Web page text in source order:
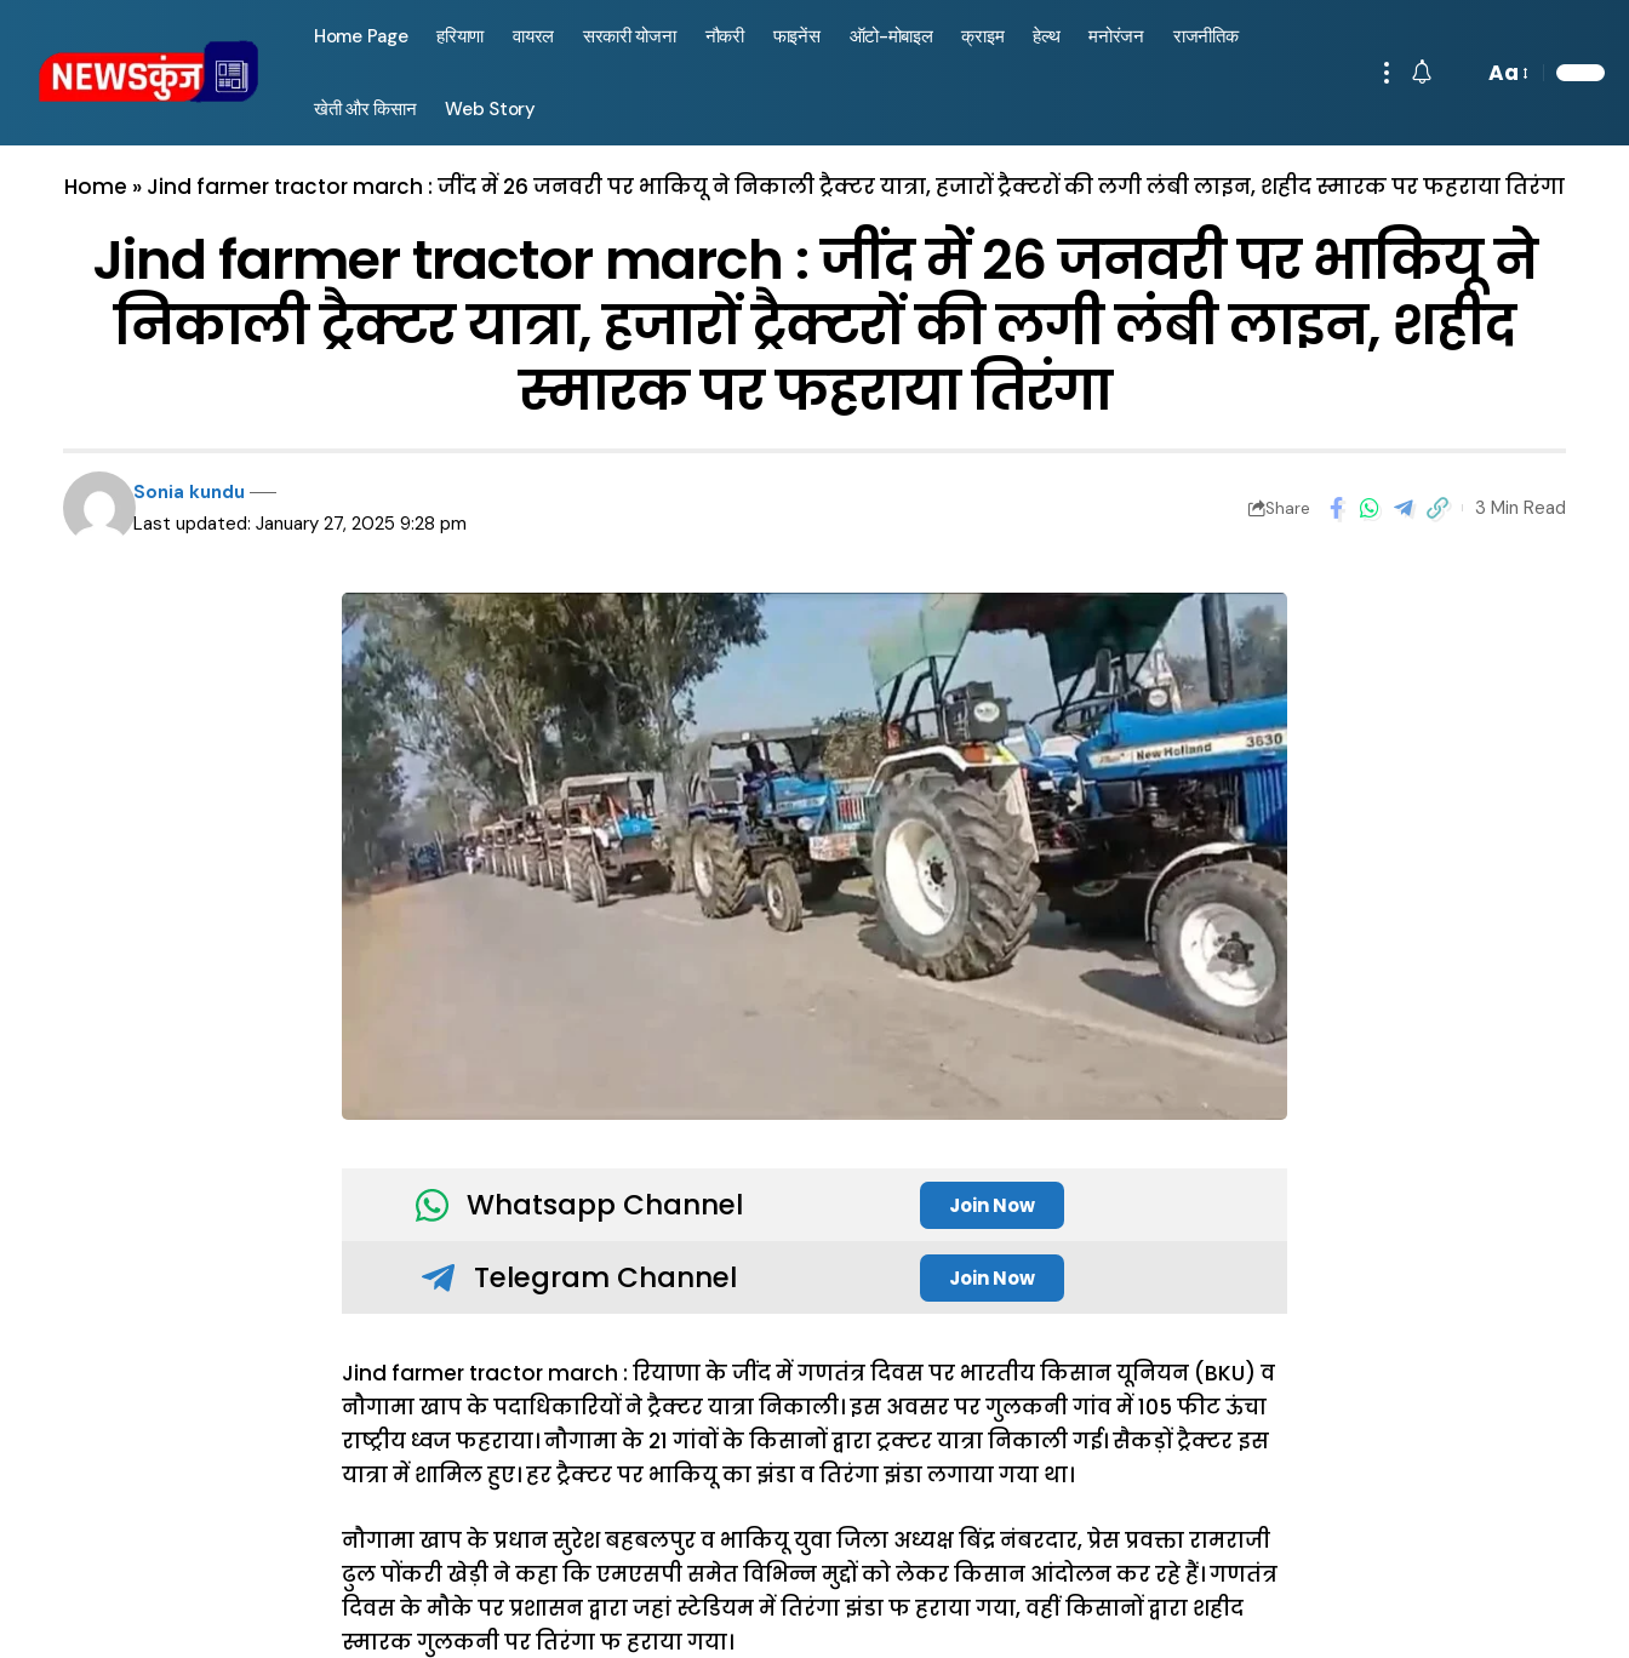
Home Page हरियाणा वायरल सरकारी योजना नौकरी फाइनेंस ऑटो-मोबाइल क्राइम हेल्थ मनोरंजन राजनीतिक
खेती और किसान Web Story
Aa
Home » Jind farmer tractor march : जींद में 26 जनवरी पर भाकियू ने निकाली ट्रैक्टर यात्रा, हजारों ट्रैक्टरों की लगी लंबी लाइन, शहीद स्मारक पर फहराया तिरंगा
Jind farmer tractor march : जींद में 26 जनवरी पर भाकियू ने
निकाली ट्रैक्टर यात्रा, हजारों ट्रैक्टरों की लगी लंबी लाइन, शहीद
स्मारक पर फहराया तिरंगा
Last updated: January 27, 2025 9:28 pm
Sonia kundu
Share 3 Min Read
Whatsapp Channel Join Now
Telegram Channel Join Now
Jind farmer tractor march : रियाणा के जींद में गणतंत्र दिवस पर भारतीय किसान यूनियन (BKU) व
नौगामा खाप के पदाधिकारियों ने ट्रैक्टर यात्रा निकाली। इस अवसर पर गुलकनी गांव में 105 फीट ऊंचा
राष्ट्रीय ध्वज फहराया। नौगामा के 21 गांवों के किसानों द्वारा ट्रक्टर यात्रा निकाली गई। सैकड़ों ट्रैक्टर इस
यात्रा में शामिल हुए। हर ट्रैक्टर पर भाकियू का झंडा व तिरंगा झंडा लगाया गया था।
नौगामा खाप के प्रधान सुरेश बहबलपुर व भाकियू युवा जिला अध्यक्ष बिंद्र नंबरदार, प्रेस प्रवक्ता रामराजी
ढुल पोंकरी खेड़ी ने कहा कि एमएसपी समेत विभिन्न मुद्दों को लेकर किसान आंदोलन कर रहे हैं। गणतंत्र
दिवस के मौके पर प्रशासन द्वारा जहां स्टेडियम में तिरंगा झंडा फ हराया गया, वहीं किसानों द्वारा शहीद
स्मारक गुलकनी पर तिरंगा फ हराया गया।